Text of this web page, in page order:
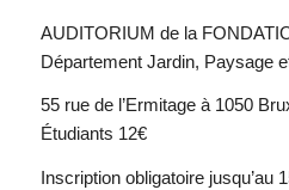
AUDITORIUM de la
Département Jardin, Paysage
55 rue de l’Ermitage à 1050
Étudiants 12€
Inscription obligatoire jusqu’au